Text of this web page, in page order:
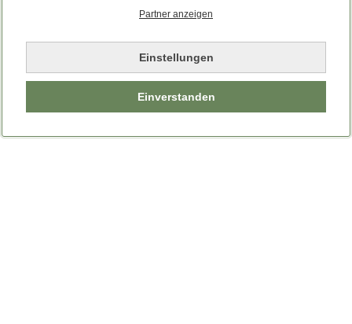
Partner anzeigen
Einstellungen
Einverstanden